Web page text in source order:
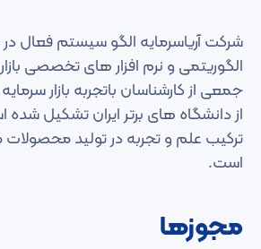
شرکت آریاسرمایه الگو سیستم فعال
الگوریتمی و نرم افزار های تخصصی
جمعی از کارشناسان باتجربه بازار
از دانشگاه های برتر ایران تشکیل
ترکیب علم و تجربه در تولید محصولات
است.
مجوزها